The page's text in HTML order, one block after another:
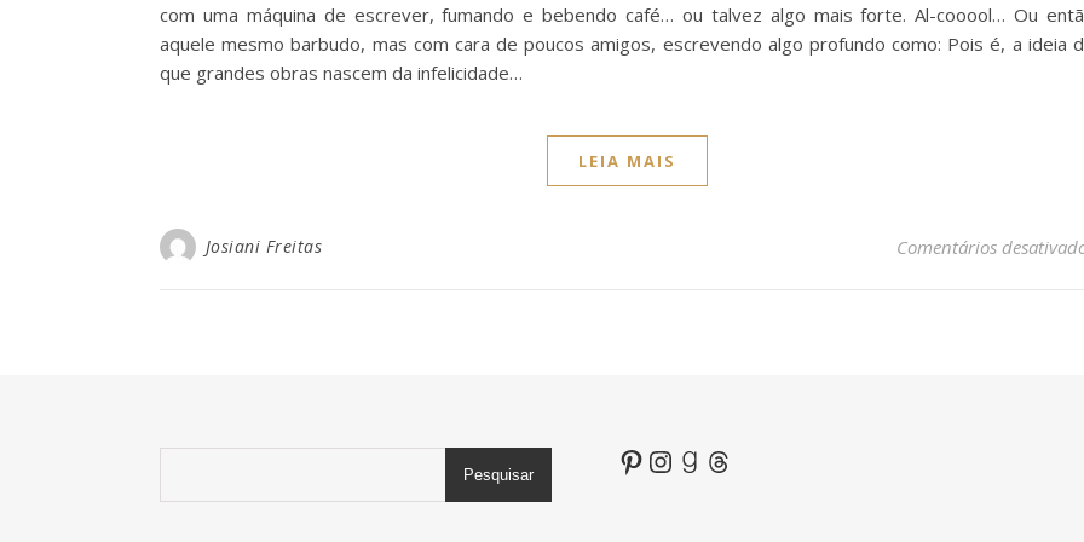
com uma máquina de escrever, fumando e bebendo café… ou talvez algo mais forte. Al-cooool… Ou
aquele mesmo barbudo, mas com cara de poucos amigos, escrevendo algo profundo como: Pois é, a ideia
que grandes obras nascem da infelicidade…
LEIA MAIS
Josiani Freitas Comentários
Pesquisar Pinterest
Instagram
Goodreads
Threads